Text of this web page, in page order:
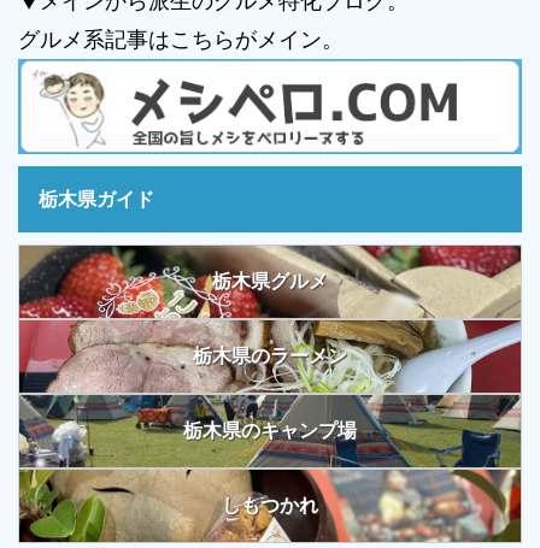
グルメ系記事はこちらがメイン。
栃木県ガイド
栃木県グルメ
栃木県のラーメン
栃木県のキャンプ場
しもつかれ